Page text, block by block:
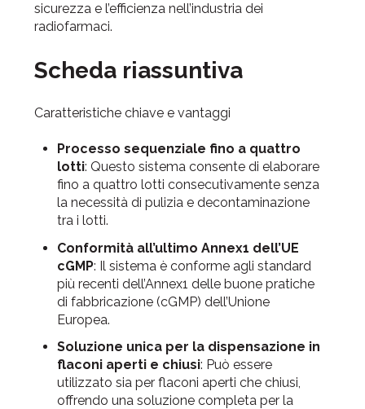
sicurezza e l’efficienza nell’industria dei
radiofarmaci.
Scheda riassuntiva
Caratteristiche chiave e vantaggi
Processo sequenziale fino a quattro
lotti: Questo sistema consente di elaborare
fino a quattro lotti consecutivamente senza
la necessità di pulizia e decontaminazione
tra i lotti.
Conformità all’ultimo Annex1 dell’UE
cGMP: Il sistema è conforme agli standard
più recenti dell’Annex1 delle buone pratiche
di fabbricazione (cGMP) dell’Unione
Europea.
Soluzione unica per la dispensazione in
flaconi aperti e chiusi: Può essere
utilizzato sia per flaconi aperti che chiusi,
offrendo una soluzione completa per la